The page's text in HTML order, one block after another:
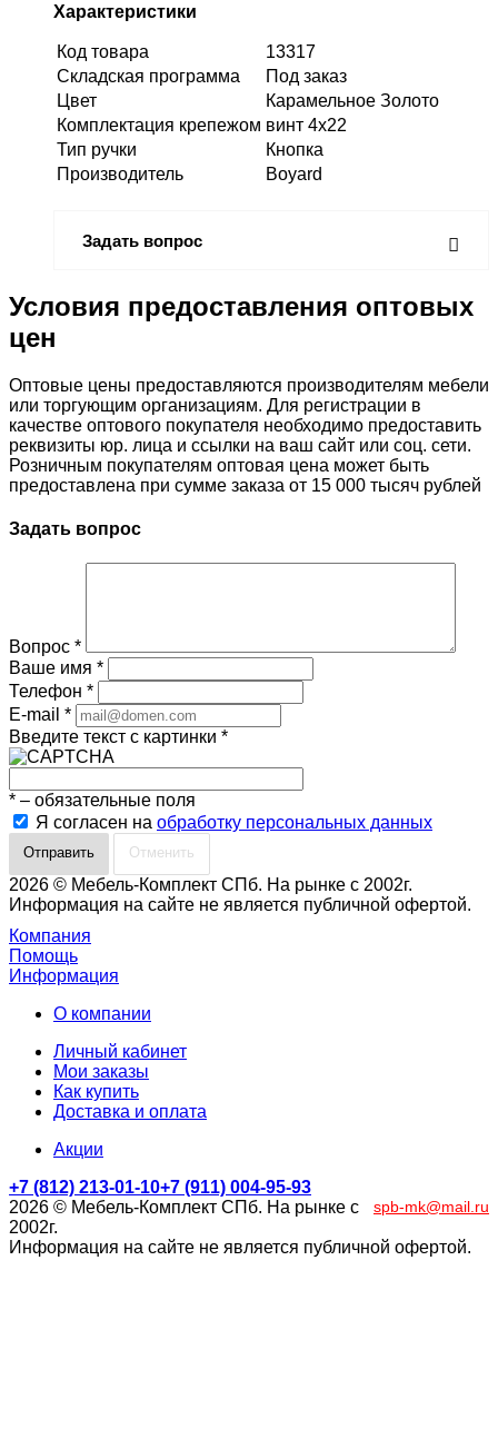
Характеристики
Код товара
13317
Складская программа
Под заказ
Цвет
Карамельное Золото
Комплектация крепежом винт 4х22
Тип ручки
Кнопка
Производитель
Boyard
Задать вопрос
Условия предоставления оптовых
цен
Оптовые цены предоставляются производителям мебели
или торгующим организациям. Для регистрации в
качестве оптового покупателя необходимо предоставить
реквизиты юр. лица и ссылки на ваш сайт или соц. сети.
Розничным покупателям оптовая цена может быть
предоставлена при сумме заказа от 15 000 тысяч рублей
Задать вопрос
Вопрос *
Ваше имя *
Телефон *
E-mail *
Введите текст с картинки *
* – обязательные поля
Я согласен на обработку персональных данных
Отменить
2026 © Мебель-Комплект СПб. На рынке с 2002г.
Информация на сайте не является публичной офертой.
Компания
Помощь
Информация
О компании
Личный кабинет
Мои заказы
Как купить
Доставка и оплата
Акции
+7 (812) 213-01-10+7 (911) 004-95-93
spb-mk@mail.ru
2026 © Мебель-Комплект СПб. На рынке с
2002г.
Информация на сайте не является публичной офертой.